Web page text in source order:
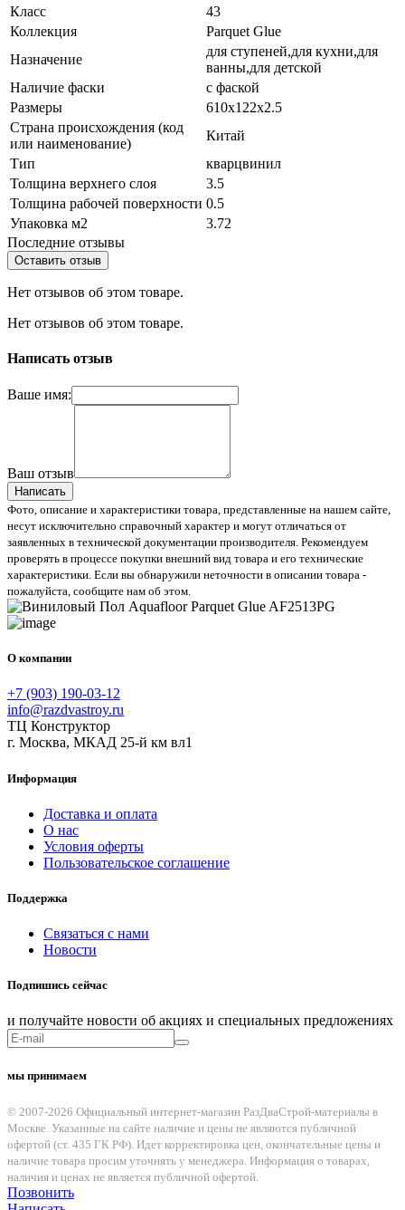
Класс
43
Коллекция
Parquet Glue
Назначение
для ступеней,для кухни,для
ванны,для детской
Наличие фаски
с фаской
Размеры
610x122x2.5
Страна происхождения (код
или наименование)
Китай
Тип
кварцвинил
Толщина верхнего слоя
3.5
Толщина рабочей поверхности 0.5
Упаковка м2
3.72
Последние отзывы
Оставить отзыв
Нет отзывов об этом товаре.
Нет отзывов об этом товаре.
Написать отзыв
Ваше имя:
Ваш отзыв
Написать
Фото, описание и характеристики товара, представленные на нашем сайте,
несут исключительно справочный характер и могут отличаться от
заявленных в технической документации производителя. Рекомендуем
проверять в процессе покупки внешний вид товара и его технические
характеристики. Если вы обнаружили неточности в описании товара -
пожалуйста, сообщите нам об этом.
О компании
+7 (903) 190-03-12
info@razdvastroy.ru
ТЦ Конструктор
г. Москва, МКАД 25-й км вл1
Информация
Доставка и оплата
О нас
Условия оферты
Пользовательское соглашение
Поддержка
Связаться с нами
Новости
Подпишись сейчас
и получайте новости об акциях и специальных предложениях
мы принимаем
© 2007-2026 Официальный интернет-магазин РазДваСтрой-материалы в
Москве. Указанные на сайте наличие и цены не являются публичной
офертой (ст. 435 ГК РФ). Идет корректировка цен, окончательные цены и
наличие товара просим уточнять у менеджера. Информация о товарах,
наличия и ценах не является публичной офертой.
Позвонить